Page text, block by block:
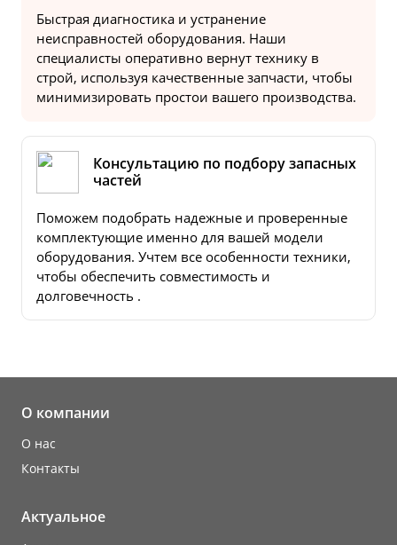
Быстрая диагностика и устранение
неисправностей оборудования. Наши
специалисты оперативно вернут технику в
строй, используя качественные запчасти, чтобы
минимизировать простои вашего производства.
Консультацию по подбору запасных
частей
Поможем подобрать надежные и проверенные
комплектующие именно для вашей модели
оборудования. Учтем все особенности техники,
чтобы обеспечить совместимость и
долговечность .
О компании
О нас
Контакты
Актуальное